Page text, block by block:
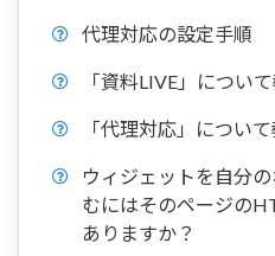
代理対応の設定手順
「資料LIVE」につい
「代理対応」につい
ウィジェットを自分
むにはそのページの
ありますか？